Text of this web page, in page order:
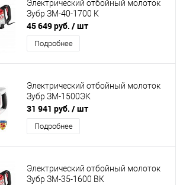
Электрический отбойный молоток
Зубр ЗМ-40-1700 К
45 649 руб. / шт
Подробнее
Электрический отбойный молоток
Зубр ЗМ-1500ЭК
31 941 руб. / шт
Подробнее
Электрический отбойный молоток
Зубр ЗМ-35-1600 ВК